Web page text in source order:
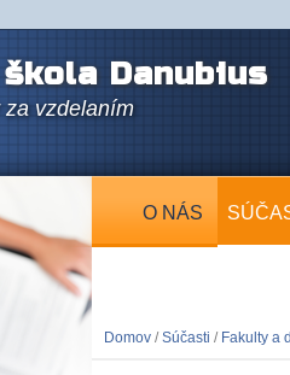
Danubius
vzdelaním
O NÁS
Domov /Súčasti / Fakulty a